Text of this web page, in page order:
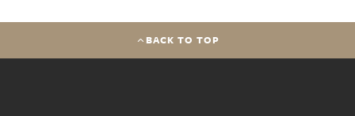
BACK TO TOP